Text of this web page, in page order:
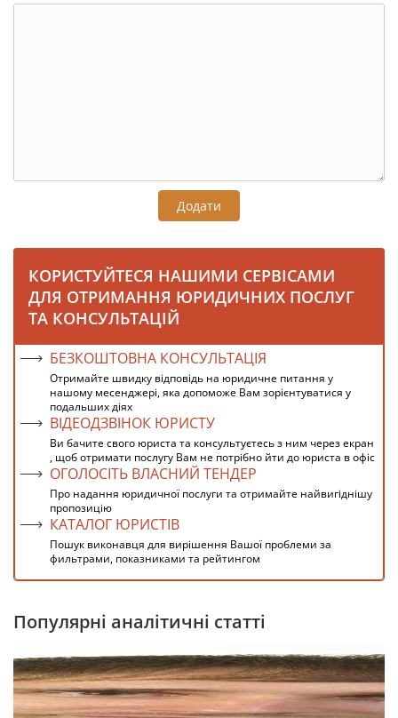
Додати
КОРИСТУЙТЕСЯ НАШИМИ СЕРВІСАМИ
ДЛЯ ОТРИМАННЯ ЮРИДИЧНИХ ПОСЛУГ
ТА КОНСУЛЬТАЦІЙ
БЕЗКОШТОВНА КОНСУЛЬТАЦІЯ
Отримайте швидку відповідь на юридичне питання у
нашому месенджері, яка допоможе Вам зорієнтуватися у
подальших діях
ВІДЕОДЗВІНОК ЮРИСТУ
Ви бачите свого юриста та консультуєтесь з ним через екран
, щоб отримати послугу Вам не потрібно йти до юриста в офіс
ОГОЛОСІТЬ ВЛАСНИЙ ТЕНДЕР
Про надання юридичної послуги та отримайте найвигіднішу
пропозицію
КАТАЛОГ ЮРИСТІВ
Пошук виконавця для вирішення Вашої проблеми за
фильтрами, показниками та рейтингом
Популярні аналітичні статті